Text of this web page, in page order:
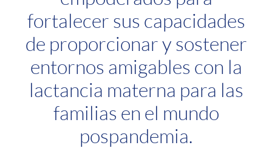
fortalecer sus capacidades
de proporcionar y sostener
entornos amigables con la
lactancia materna para las
familias en el mundo
pospandemia.